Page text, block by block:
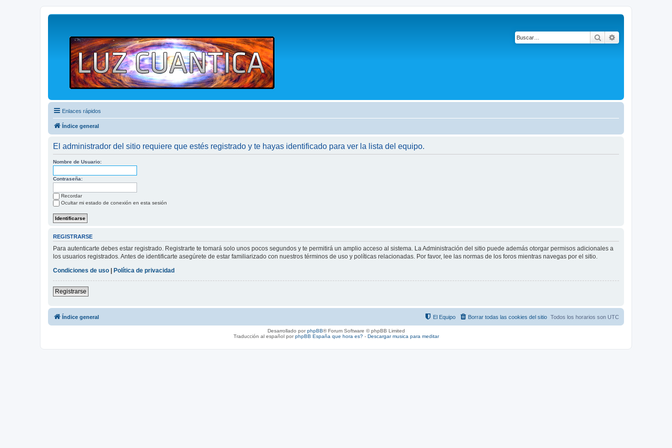
Buscar
Enlaces rápidos
Índice general
El administrador del sitio requiere que estés registrado y te hayas identificado para ver la lista del equipo.
Nombre de Usuario:
Contraseña:
Recordar
Ocultar mi estado de conexión en esta sesión
REGISTRARSE
Para autenticarte debes estar registrado. Registrarte te tomará solo unos pocos segundos y te permitirá un amplio acceso al sistema. La Administración del sitio puede además otorgar permisos adicionales a
los usuarios registrados. Antes de identificarte asegúrete de estar familiarizado con nuestros términos de uso y políticas relacionadas. Por favor, lee las normas de los foros mientras navegas por el sitio.
Condiciones de uso | Política de privacidad
Registrarse
Índice general Todos los horarios son UTC
Borrar todas las cookies del sitio
El Equipo
Desarrollado porphpBB® Forum Software © phpBB Limited
Traducción al español porphpBB España que hora es?- Descargar musica para meditar